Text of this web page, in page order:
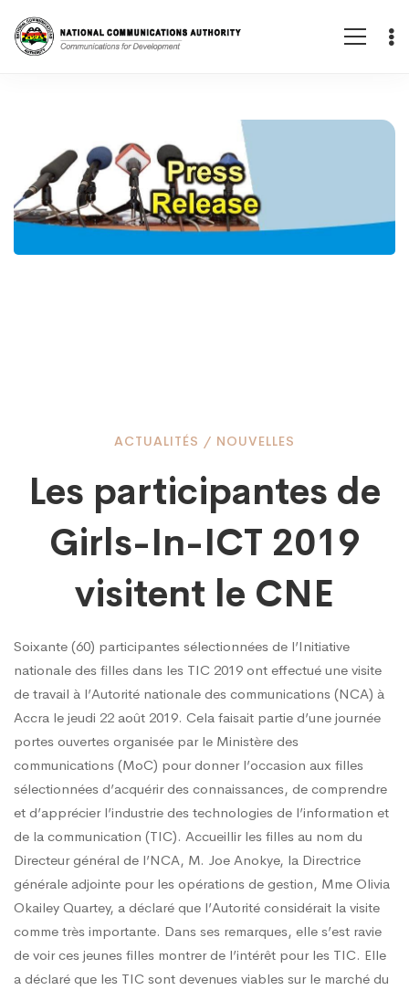
participantes
Girls-
In-
ICT
2019
visitent
le
ACTUALITÉS / NOUVELLES
Les participantes de
Girls-In-ICT 2019
visitent le CNE
Soixante (60) participantes sélectionnées de l’Initiative
nationale des filles dans les TIC 2019 ont effectué une visite
de travail à l’Autorité nationale des communications (NCA) à
Accra le jeudi 22 août 2019. Cela faisait partie d’une journée
portes ouvertes organisée par le Ministère des
communications (MoC) pour donner l’occasion aux filles
sélectionnées d’acquérir des connaissances, de comprendre
et d’apprécier l’industrie des technologies de l’information et
de la communication (TIC). Accueillir les filles au nom du
Directeur général de l’NCA, M. Joe Anokye, la Directrice
générale adjointe pour les opérations de gestion, Mme Olivia
Okailey Quartey, a déclaré que l’Autorité considérait la visite
comme très importante. Dans ses remarques, elle s’est ravie
de voir ces jeunes filles montrer de l’intérêt pour les TIC. Elle
a déclaré que les TIC sont devenues viables sur le marché du